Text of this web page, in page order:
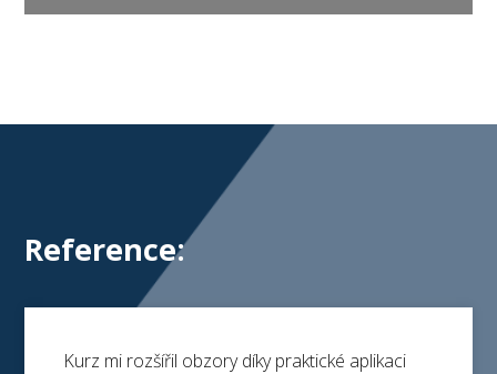
Reference:
Kurz mi rozšířil obzory díky praktické aplikaci